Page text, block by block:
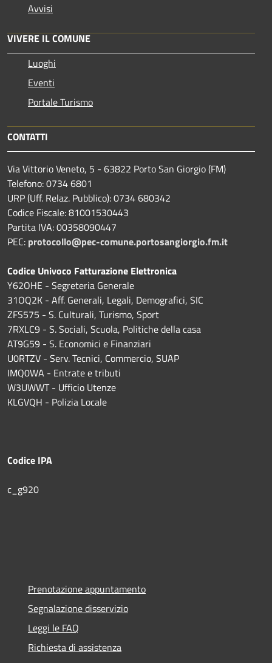
Avvisi
VIVERE IL COMUNE
Luoghi
Eventi
Portale Turismo
CONTATTI
Via Vittorio Veneto, 5 - 63822 Porto San Giorgio (FM)
Telefono: 0734 6801
URP (Uff. Relaz. Pubblico): 0734 680342
Codice Fiscale: 81001530443
Partita IVA: 00358090447
PEC: protocollo@pec-comune.portosangiorgio.fm.it
Codice Univoco Fatturazione Elettronica
Y62OHE - Segreteria Generale
31OQ2K - Aff. Generali, Legali, Demografici, SIC
ZFS575 - S. Culturali, Turismo, Sport
7RXLC9 - S. Sociali, Scuola, Politiche della casa
AT9G59 - S. Economici e Finanziari
U0RTZV - Serv. Tecnici, Commercio, SUAP
IMQ0WA - Entrate e tributi
W3UWWT - Ufficio Utenze
KLGVQH - Polizia Locale
Codice IPA
c_g920
Prenotazione appuntamento
Segnalazione disservizio
Leggi le FAQ
Richiesta di assistenza